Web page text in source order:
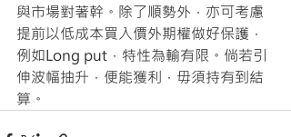
與市場對著幹。除了順勢外，亦可考慮
提前以低成本買入價外期權做好保護，
例如Long put，特性為輸有限。倘若引
伸波幅抽升，便能獲利，毋須持有到結
算。